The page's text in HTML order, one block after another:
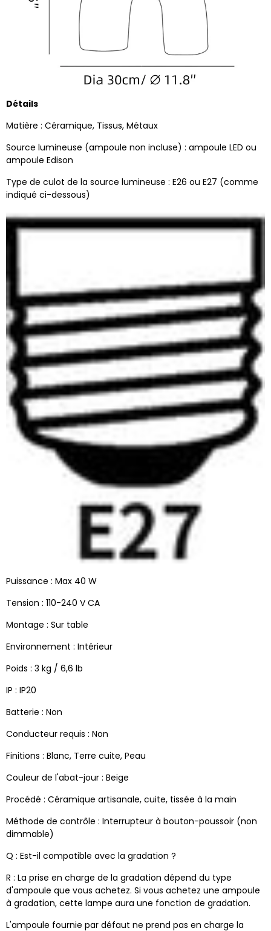
Détails
Matière : Céramique, Tissus, Métaux
Source lumineuse (ampoule non incluse) : ampoule LED ou
ampoule Edison
Type de culot de la source lumineuse : E26 ou E27 (comme
indiqué ci-dessous)
Puissance : Max 40 W
Tension : 110-240 V CA
Montage : Sur table
Environnement : Intérieur
Poids : 3 kg / 6,6 lb
IP : IP20
Batterie : Non
Conducteur requis : Non
Finitions : Blanc, Terre cuite, Peau
Couleur de l'abat-jour : Beige
Procédé : Céramique artisanale, cuite, tissée à la main
Méthode de contrôle : Interrupteur à bouton-poussoir (non
dimmable)
Q : Est-il compatible avec la gradation ?
R : La prise en charge de la gradation dépend du type
d'ampoule que vous achetez. Si vous achetez une ampoule
à gradation, cette lampe aura une fonction de gradation.
L'ampoule fournie par défaut ne prend pas en charge la